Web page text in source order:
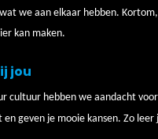
we aan elkaar hebben.
kan maken.
jou
cultuur hebben we aandacht
geven je mooie kansen. Zo